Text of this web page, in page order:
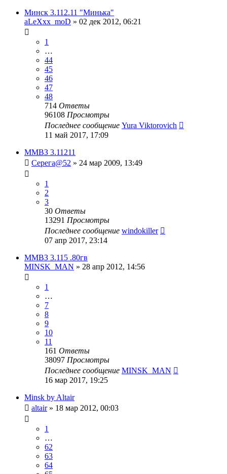
Минск 3.112.11 "Минька"
aLeXxx_moD » 02 дек 2012, 06:21
1
…
44
45
46
47
48
714 Ответы
96108 Просмотры
Последнее сообщение Yura Viktorovich
11 май 2017, 17:09
ММВЗ 3.11211
Серега@52 » 24 мар 2009, 13:49
1
2
3
30 Ответы
13291 Просмотры
Последнее сообщение windokiller
07 апр 2017, 23:14
ММВЗ 3.115 .80гв
MINSK_MAN » 28 апр 2012, 14:56
1
…
7
8
9
10
11
161 Ответы
38097 Просмотры
Последнее сообщение MINSK_MAN
16 мар 2017, 19:25
Minsk by Altair
altair» 18 мар 2012, 00:03
1
…
62
63
64